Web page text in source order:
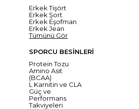
Erkek Tişört
Erkek Şort
Erkek Eşofman
Erkek Jean
Tümünü Gör
SPORCU BESİNLERİ
Protein Tozu
Amino Asit
(BCAA)
L Karnitin ve CLA
Güç ve
Performans
Takviyeleri